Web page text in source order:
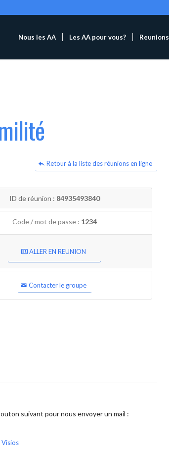
Nous les AA Les AA pour vous? Reunions
Retour à la liste des réunions en ligne
ID de réunion : 84935493840
Code / mot de passe : 1234
ALLER EN REUNION
Contacter le groupe
suivant pour nous envoyer un mail :